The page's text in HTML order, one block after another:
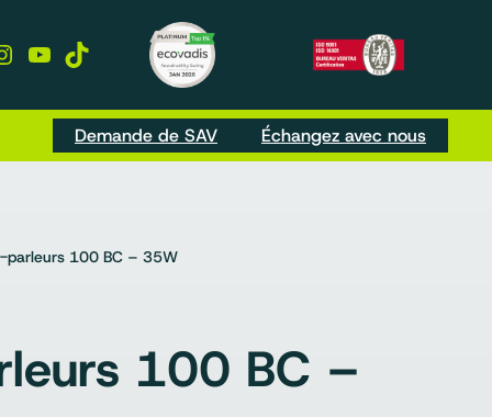
YouTube
TikTok
Demande de SAV Échangez avec nous
parleurs 100 BC – 35W
100 BC –